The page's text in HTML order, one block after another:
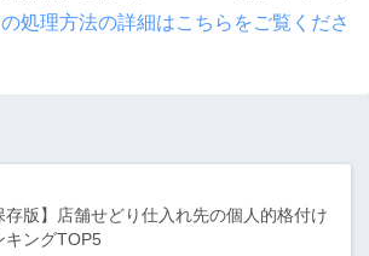
処理方法の詳細はこちらをご覧くださ
存版】店舗せどり仕入れ先の個人的格付け
キングTOP5